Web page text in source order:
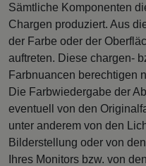
Sämtliche Komponenten
Chargen produziert. Aus
der Farbe oder der
auftreten. Diese chargen-
Farbnuancen berechtigen
Die Farbwiedergabe der
eventuell von den
unter anderem von den
Bilderstellung oder von
Ihres Monitors bzw. von